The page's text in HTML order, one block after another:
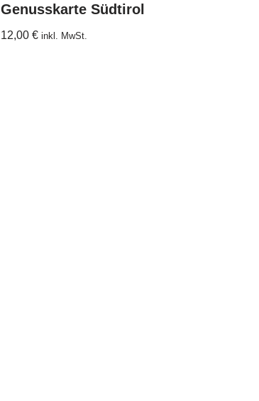
Genusskarte Südtirol
12,00 € inkl. MwSt.